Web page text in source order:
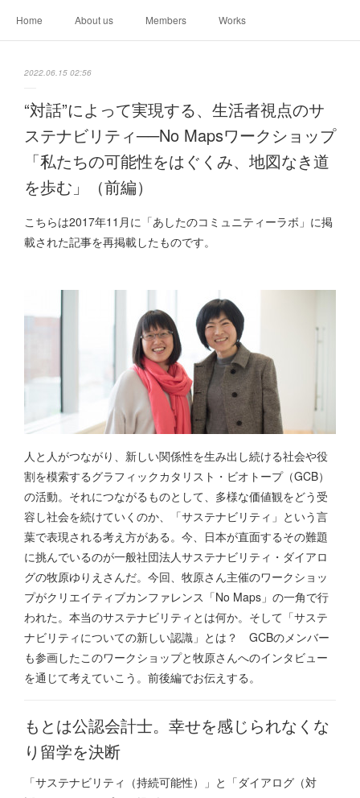
Home About us Members Works
2022.06.15 02:56
“対話”によって実現する、生活者視点のサ
ステナビリティ──No Mapsワークショップ
「私たちの可能性をはぐくみ、地図なき道
を歩む」（前編）
こちらは2017年11月に「あしたのコミュニティーラボ」に掲
載された記事を再掲載したものです。
人と人がつながり、新しい関係性を生み出し続ける社会や役
割を模索するグラフィックカタリスト・ビオトープ（GCB）
の活動。それにつながるものとして、多様な価値観をどう受
容し社会を続けていくのか、「サステナビリティ」という言
葉で表現される考え方がある。今、日本が直面するその難題
に挑んでいるのが一般社団法人サステナビリティ・ダイアロ
グの牧原ゆりえさんだ。今回、牧原さん主催のワークショッ
プがクリエイティブカンファレンス「No Maps」の一角で行
われた。本当のサステナビリティとは何か。そして「サステ
ナビリティについての新しい認識」とは？ GCBのメンバー
も参画したこのワークショップと牧原さんへのインタビュー
を通じて考えていこう。前後編でお伝えする。
もとは公認会計士。幸せを感じられなくな
り留学を決断
「サステナビリティ（持続可能性）」と「ダイアログ（対